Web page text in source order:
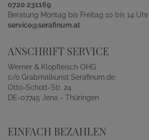
0720 231169
Beratung Montag bis Freitag 10 bis 14 Uhr
service@serafinum.at
ANSCHRIFT SERVICE
Werner & Klopfleisch OHG
c/o Grabmalkunst Serafinum.de
Otto-Schott-Str. 24
DE-07745 Jena - Thüringen
EINFACH BEZAHLEN